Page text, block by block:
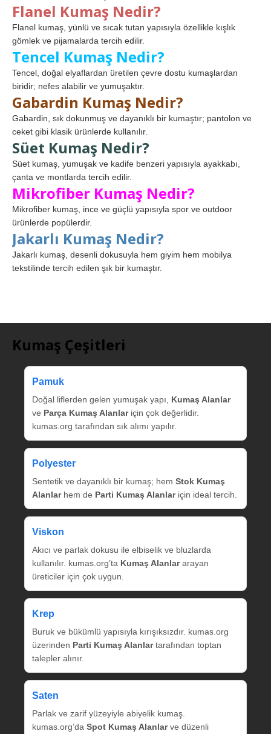
Flanel Kumaş Nedir?
Flanel kumaş, yünlü ve sıcak tutan yapısıyla özellikle kışlık
gömlek ve pijamalarda tercih edilir.
Tencel Kumaş Nedir?
Tencel, doğal elyaflardan üretilen çevre dostu kumaşlardan
biridir; nefes alabilir ve yumuşaktır.
Gabardin Kumaş Nedir?
Gabardin, sık dokunmuş ve dayanıklı bir kumaştır; pantolon ve
ceket gibi klasik ürünlerde kullanılır.
Süet Kumaş Nedir?
Süet kumaş, yumuşak ve kadife benzeri yapısıyla ayakkabı,
çanta ve montlarda tercih edilir.
Mikrofiber Kumaş Nedir?
Mikrofiber kumaş, ince ve güçlü yapısıyla spor ve outdoor
ürünlerde popülerdir.
Jakarlı Kumaş Nedir?
Jakarlı kumaş, desenli dokusuyla hem giyim hem mobilya
tekstilinde tercih edilen şık bir kumaştır.
Kumaş Çeşitleri
Pamuk
Doğal liflerden gelen yumuşak yapı, Kumaş Alanlar
ve Parça Kumaş Alanlariçin çok değerlidir.
kumas.org tarafından sık alımı yapılır.
Polyester
Sentetik ve dayanıklı bir kumaş; hem Stok Kumaş
Alanlarhem de Parti Kumaş Alanlariçin ideal tercih.
Viskon
Akıcı ve parlak dokusu ile elbiselik ve bluzlarda
kullanılır. kumas.org’ta Kumaş Alanlararayan
üreticiler için çok uygun.
Krep
Buruk ve bükümlü yapısıyla kırışıksızdır. kumas.org
üzerinden Parti Kumaş Alanlartarafından toptan
talepler alınır.
Saten
Parlak ve zarif yüzeyiyle abiyelik kumaş.
kumas.org’da Spot Kumaş Alanlarve düzenli